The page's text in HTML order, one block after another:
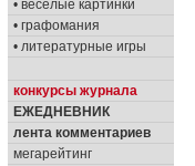
• веселые картинки
• графомания
• литературные игры
конкурсы журнала
ЕЖЕДНЕВНИК
лента комментариев
мегарейтинг